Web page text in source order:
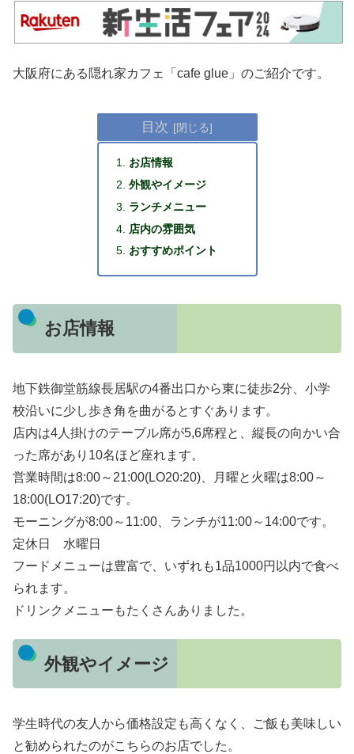
大阪府にある隠れ家カフェ「cafe glue」のご紹介です。
目次
お店情報
外観やイメージ
ランチメニュー
店内の雰囲気
おすすめポイント
お店情報
地下鉄御堂筋線長居駅の4番出口から東に徒歩2分、小学
校沿いに少し歩き角を曲がるとすぐあります。
店内は4人掛けのテーブル席が5,6席程と、縦長の向かい合
った席があり10名ほど座れます。
営業時間は8:00～21:00(LO20:20)、月曜と火曜は8:00～
18:00(LO17:20)です。
モーニングが8:00～11:00、ランチが11:00～14:00です。
定休日 水曜日
フードメニューは豊富で、いずれも1品1000円以内で食べ
られます。
ドリンクメニューもたくさんありました。
外観やイメージ
学生時代の友人から価格設定も高くなく、ご飯も美味しい
と勧められたのがこちらのお店でした。